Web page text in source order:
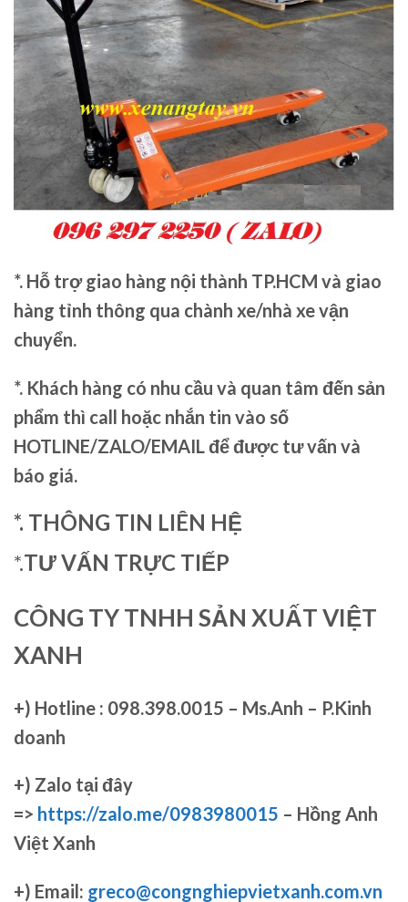
*. Hỗ trợ giao hàng nội thành TP.HCM và giao
hàng tỉnh thông qua chành xe/nhà xe vận
chuyển.
*. Khách hàng có nhu cầu và quan tâm đến sản
phẩm thì call hoặc nhắn tin vào số
HOTLINE/ZALO/EMAIL để được tư vấn và
báo giá.
*. THÔNG TIN LIÊN HỆ
*.TƯ VẤN TRỰC TIẾP
CÔNG TY TNHH SẢN XUẤT VIỆT
XANH
+) Hotline : 098.398.0015 – Ms.Anh – P.Kinh
doanh
+) Zalo tại đây
=> https://zalo.me/0983980015 – Hồng Anh
Việt Xanh
+) Email: greco@congnghiepvietxanh.com.vn